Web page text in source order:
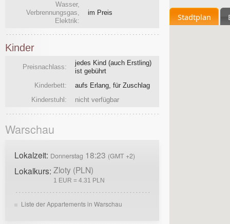
Stadtplan
Wasser,
Verbrennungsgas,
Elektrik:
im Preis
Kinder
Preisnachlass:
jedes Kind (auch Erstling)
ist gebührt
Kinderbett:
aufs Erlang, für Zuschlag
Kinderstuhl:
nicht verfügbar
Warschau
Lokalzeit: Donnerstag 18:23 (GMT +2)
Lokalkurs: Zloty (PLN)
1 EUR = 4.31 PLN
Liste der Appartements in Warschau